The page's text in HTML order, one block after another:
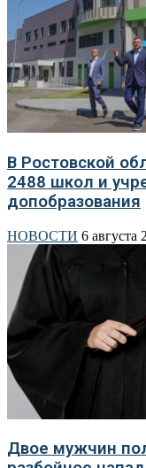
В Ростовской
2488 школ и
допобразования
НОВОСТИ 6 августа
Двое мужчин